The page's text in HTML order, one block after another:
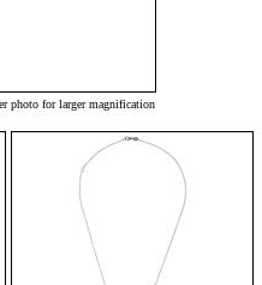
photo for larger magnification